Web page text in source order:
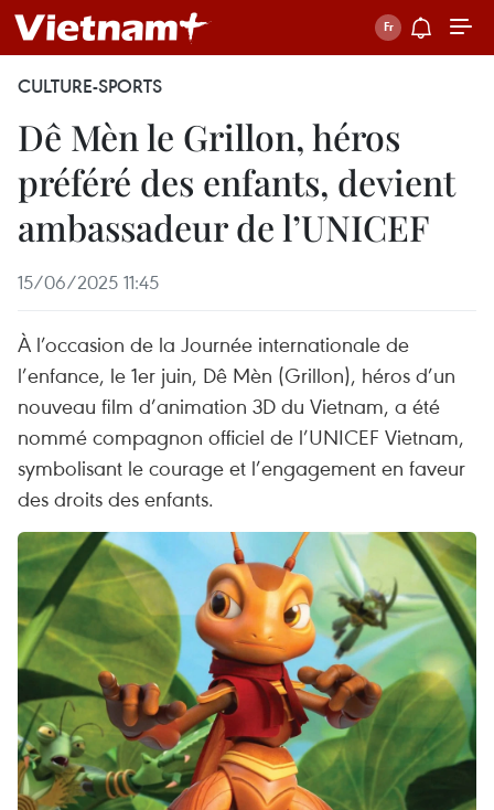
CULTURE-SPORTS
Dê Mèn le Grillon, héros
préféré des enfants, devient
ambassadeur de l’UNICEF
15/06/2025 11:45
À l’occasion de la Journée internationale de
l’enfance, le 1er juin, Dê Mèn (Grillon), héros d’un
nouveau film d’animation 3D du Vietnam, a été
nommé compagnon officiel de l’UNICEF Vietnam,
symbolisant le courage et l’engagement en faveur
des droits des enfants.